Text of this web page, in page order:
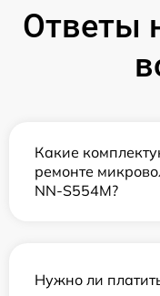
Ответы
Какие
ремонте
NN-S554M?
Нужно ли